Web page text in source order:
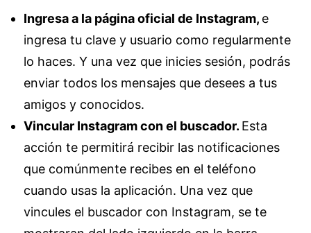
Ingresa a la página oficial de Instagram, e
ingresa tu clave y usuario como regularmente
lo haces. Y una vez que inicies sesión, podrás
enviar todos los mensajes que desees a tus
amigos y conocidos.
Vincular Instagram con el buscador. Esta
acción te permitirá recibir las notificaciones
que comúnmente recibes en el teléfono
cuando usas la aplicación. Una vez que
vincules el buscador con Instagram, se te